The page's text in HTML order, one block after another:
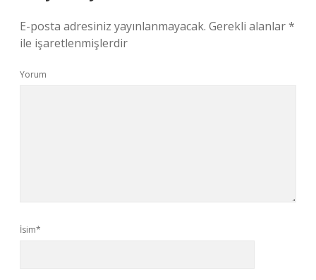
E-posta adresiniz yayınlanmayacak. Gerekli alanlar*
ile işaretlenmişlerdir
Yorum
İsim*